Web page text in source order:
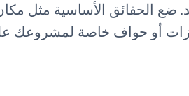
ضع الحقائق الأساسية مثل
ميزات أو حواف خاصة لمشروعك